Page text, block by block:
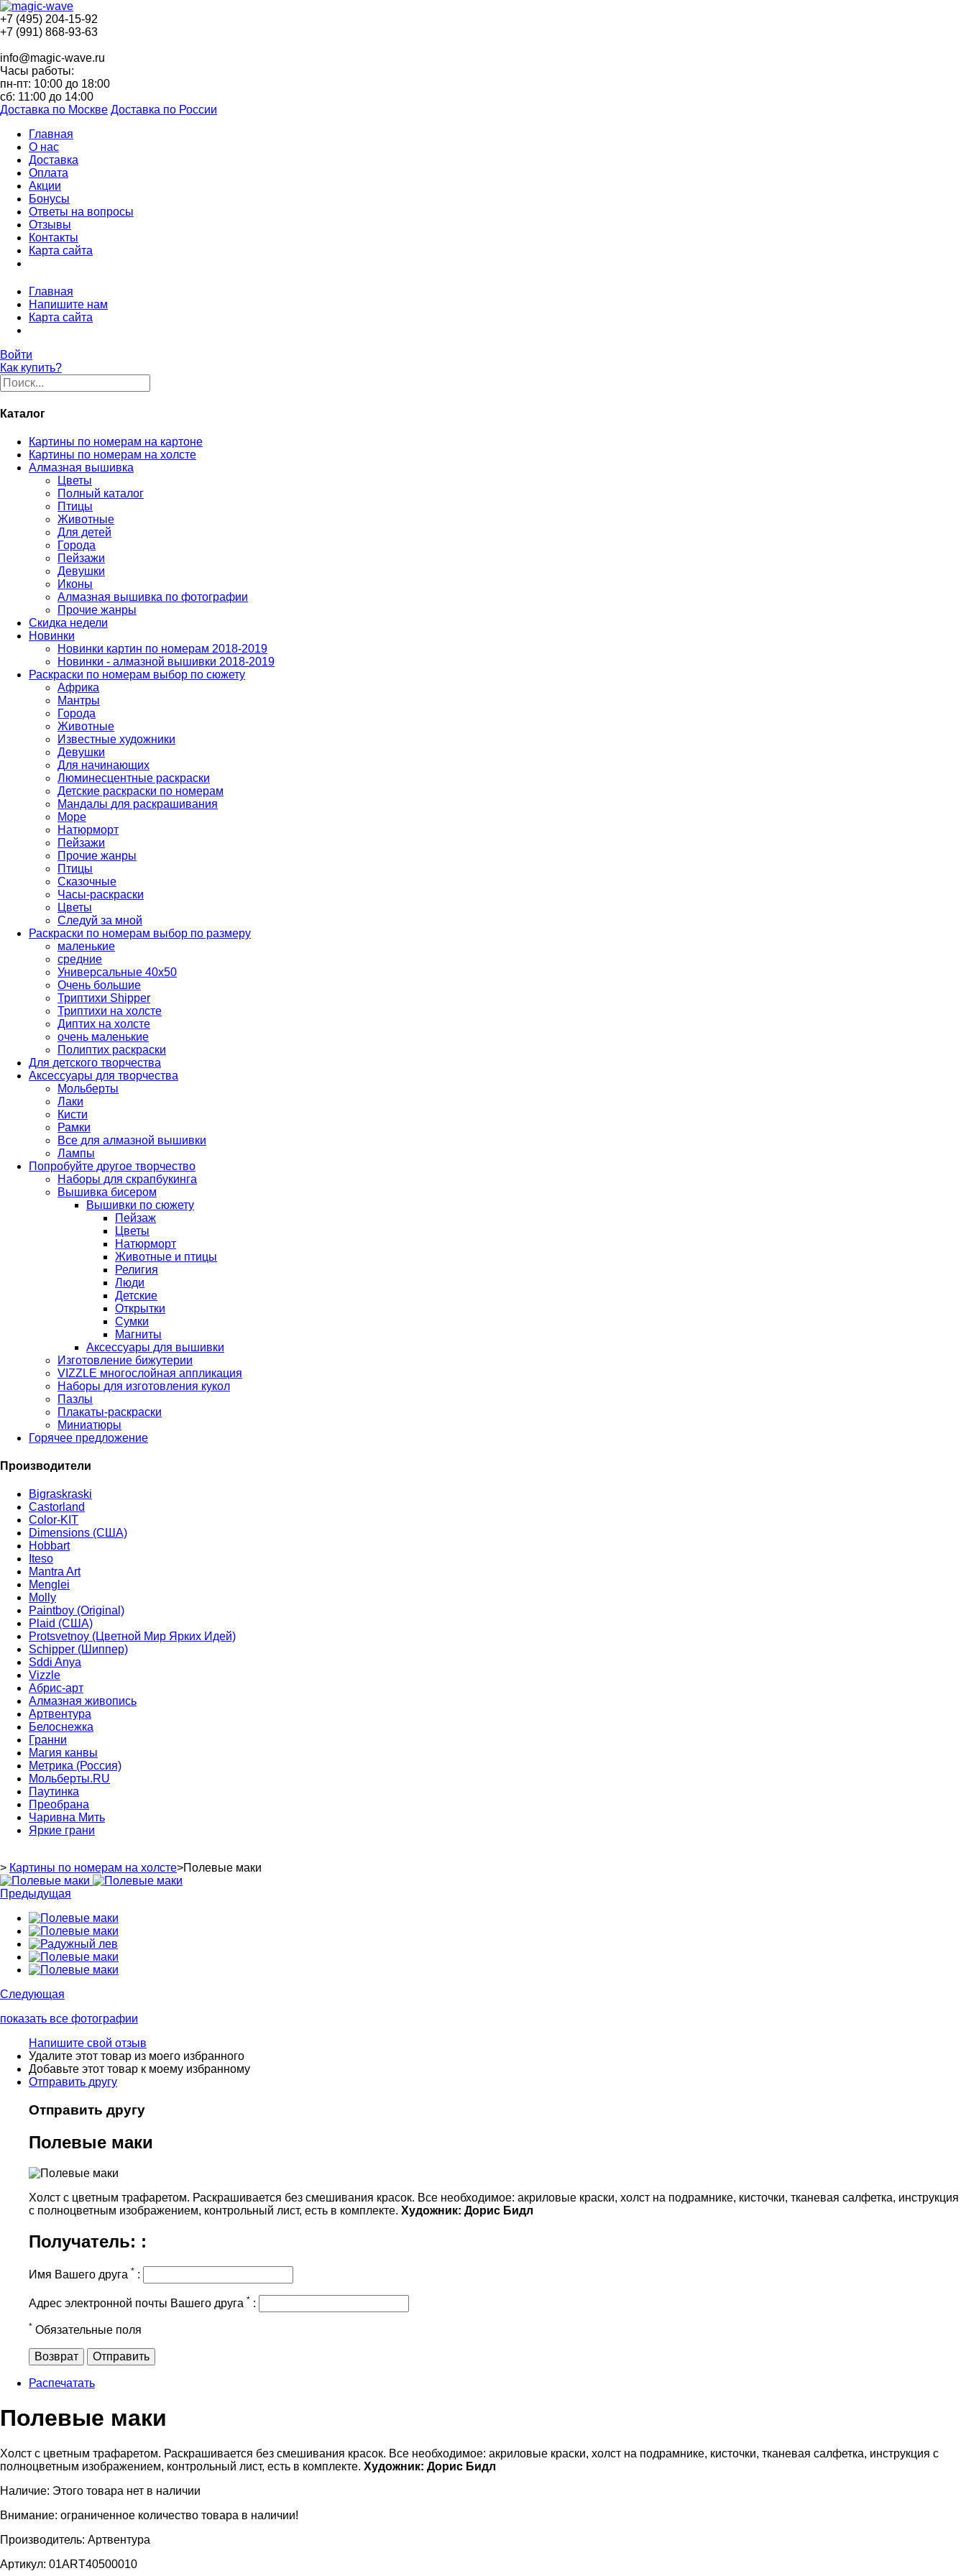
+7 (495) 204-15-92
+7 (991) 868-93-63
info@magic-wave.ru
Часы работы:
пн-пт: 10:00 до 18:00
сб: 11:00 до 14:00
Доставка по Москве Доставка по России
Главная
О нас
Доставка
Оплата
Акции
Бонусы
Ответы на вопросы
Отзывы
Контакты
Карта сайта
Главная
Напишите нам
Карта сайта
Войти
Как купить?
Каталог
Картины по номерам на картоне
Картины по номерам на холсте
Алмазная вышивка
Цветы
Полный каталог
Птицы
Животные
Для детей
Города
Пейзажи
Девушки
Иконы
Алмазная вышивка по фотографии
Прочие жанры
Скидка недели
Новинки
Новинки картин по номерам 2018-2019
Новинки - алмазной вышивки 2018-2019
Раскраски по номерам выбор по сюжету
Африка
Мантры
Города
Животные
Известные художники
Девушки
Для начинающих
Люминесцентные раскраски
Детские раскраски по номерам
Мандалы для раскрашивания
Море
Натюрморт
Пейзажи
Прочие жанры
Птицы
Сказочные
Часы-раскраски
Цветы
Следуй за мной
Раскраски по номерам выбор по размеру
маленькие
средние
Универсальные 40х50
Очень большие
Триптихи Shipper
Триптихи на холсте
Диптих на холсте
очень маленькие
Полиптих раскраски
Для детского творчества
Аксессуары для творчества
Мольберты
Лаки
Кисти
Рамки
Все для алмазной вышивки
Лампы
Попробуйте другое творчество
Наборы для скрапбукинга
Вышивка бисером
Вышивки по сюжету
Пейзаж
Цветы
Натюрморт
Животные и птицы
Религия
Люди
Детские
Открытки
Сумки
Магниты
Аксессуары для вышивки
Изготовление бижутерии
VIZZLE многослойная аппликация
Наборы для изготовления кукол
Пазлы
Плакаты-раскраски
Миниатюры
Горячее предложение
Производители
Bigraskraski
Castorland
Color-KIT
Dimensions (США)
Hobbart
Iteso
Mantra Art
Menglei
Molly
Paintboy (Original)
Plaid (США)
Protsvetnoy (Цветной Мир Ярких Идей)
Schipper (Шиппер)
Sddi Anya
Vizzle
Абрис-арт
Алмазная живопись
Артвентура
Белоснежка
Гранни
Магия канвы
Метрика (Россия)
Мольберты.RU
Паутинка
Преобрана
Чаривна Мить
Яркие грани
> Картины по номерам на холсте>Полевые маки
Предыдущая
Следующая
показать все фотографии
Напишите свой отзыв
Удалите этот товар из моего избранного
Добавьте этот товар к моему избранному
Отправить другу
Отправить другу
Полевые маки
Холст с цветным трафаретом. Раскрашивается без смешивания красок. Все необходимое: акриловые краски, холст на подрамнике, кисточки, тканевая салфетка, инструкция
с полноцветным изображением, контрольный лист, есть в комплекте. Художник: Дорис Бидл
Получатель: :
Имя Вашего друга * :
Адрес электронной почты Вашего друга * :
* Обязательные поля
Возврат Отправить
Распечатать
Полевые маки
Холст с цветным трафаретом. Раскрашивается без смешивания красок. Все необходимое: акриловые краски, холст на подрамнике, кисточки, тканевая салфетка, инструкция с
полноцветным изображением, контрольный лист, есть в комплекте. Художник: Дорис Бидл
Наличие: Этого товара нет в наличии
Внимание: ограниченное количество товара в наличии!
Производитель: Артвентура
Артикул: 01ART40500010